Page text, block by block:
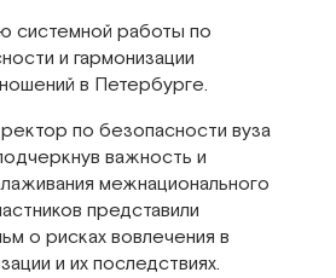
системной работы по
и гармонизации
в Петербурге.
по безопасности вуза
важность и
межнационального
представили
о рисках вовлечения в
и их последствиях.